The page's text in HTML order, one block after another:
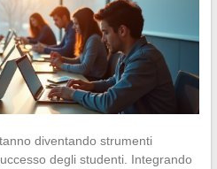
diventando strumenti
degli studenti. Integrando